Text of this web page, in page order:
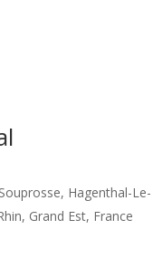
Hagenthal-Le-
Grand Est, France